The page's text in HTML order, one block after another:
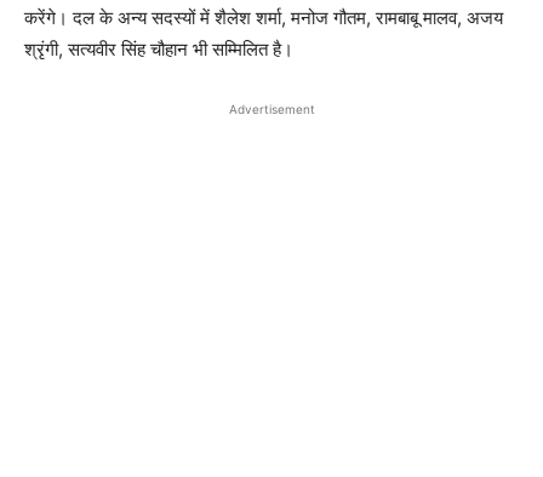
करेंगे। दल के अन्य सदस्यों में शैलेश शर्मा, मनोज गौतम, रामबाबू मालव, अजय
श्रृंगी, सत्यवीर सिंह चौहान भी सम्मिलित है।
Advertisement